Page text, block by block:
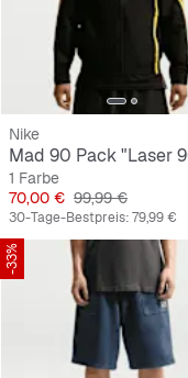
Nike
1 Farbe
Preis
70,00 € Originalpreis
99,99 €
30-Tage-Bestpreis:79,99 €
-33%